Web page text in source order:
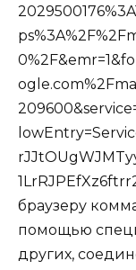
браузеру
помощью
других,